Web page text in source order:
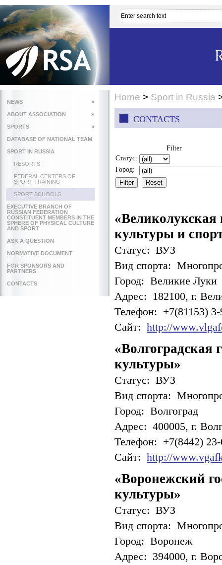
NEWS »
ABOUT ASSOCIATION »
SPORTS »
DATABASE OF NATIONAL TEAM
SPORT IN RUSSIA
RESORTS
FEDERAL CENTERS OF
SPORT TRAINING
SPORT SCHOOLS
EXECUTIVE BRANCH OF
RUSSIAN FEDERATION
CONSTITUENT MEMBERS IN THE
SPHERE OF PHYSICAL CULTURE
AND SPORT
ASK A QUESTION
NORMATIVE DOCUMENT
FOR SPONSORS AND
PARTNERS
CONTACTS
Home > Sport in Russia
CONTACTS
Filter
Статус:
Город:
«Великолукская
культуры и
Статус: ВУЗ
Вид спорта:
Город: Великие Луки
Адрес: 182100, г.
Телефон: +7(81153) 3-
Сайт: http://
«Волгоградская
культуры»
Статус: ВУЗ
Вид спорта:
Город: Волгоград
Адрес: 400005, г.
Телефон: +7(8442)
Сайт: http://
«Воронежский
культуры»
Статус: ВУЗ
Вид спорта:
Город: Воронеж
Адрес: 394000, г.